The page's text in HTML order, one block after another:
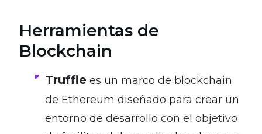
Herramientas de
Blockchain
Truffle es un marco de blockchain
de Ethereum diseñado para crear un
entorno de desarrollo con el objetivo